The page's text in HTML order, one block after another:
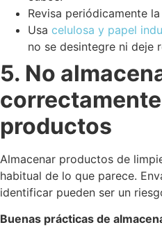
Revisa periódicamente
Usa celulosa y papel
no se desintegre ni deje
5. No
productos
Almacenar productos de
habitual de lo que parece.
identificar pueden ser un
Buenas prácticas de